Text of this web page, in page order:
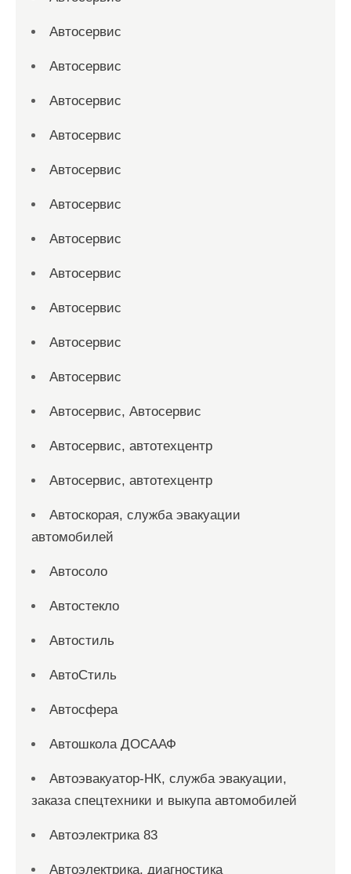
Автосервис
Автосервис
Автосервис
Автосервис
Автосервис
Автосервис
Автосервис
Автосервис
Автосервис
Автосервис
Автосервис
Автосервис, Автосервис
Автосервис, автотехцентр
Автосервис, автотехцентр
Автоскорая, служба эвакуации
автомобилей
Автосоло
Автостекло
Автостиль
АвтоСтиль
Автосфера
Автошкола ДОСААФ
Автоэвакуатор-НК, служба эвакуации,
заказа спецтехники и выкупа автомобилей
Автоэлектрика 83
Автоэлектрика, диагностика